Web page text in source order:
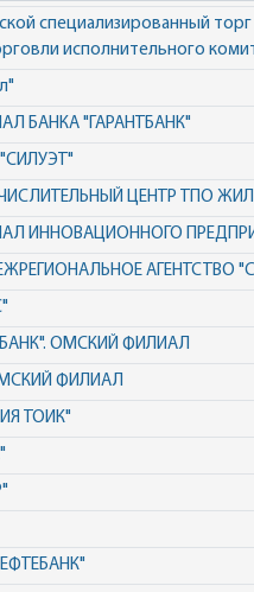
специализированный
исполнительного
БАНКА "ГАРАНТБАНК"
ЦЕНТР ТПО
ИННОВАЦИОННОГО
АГЕНТСТВО
ОМСКИЙ ФИЛИАЛ
ФИЛИАЛ
ТОИК"